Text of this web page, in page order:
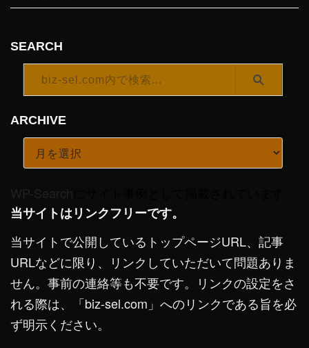
SEARCH
ARCHIVE
WP-Search
当サイトはリンクフリーです。
当サイトで公開しているトップページURL、記事
URLなどに限り、リンクしていただいて問題ありま
せん。事前の連絡等も不要です。リンクの設定をさ
れる際は、「biz-sel.com」へのリンクである旨を必
ず明示ください。